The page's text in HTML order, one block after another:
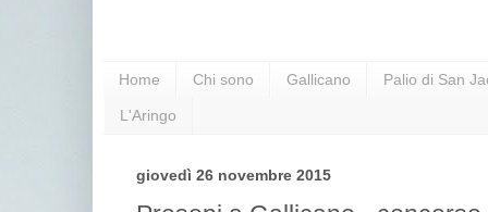
Home Chi sono Gallicano Palio di San
L'Aringo
giovedì 26 novembre 2015